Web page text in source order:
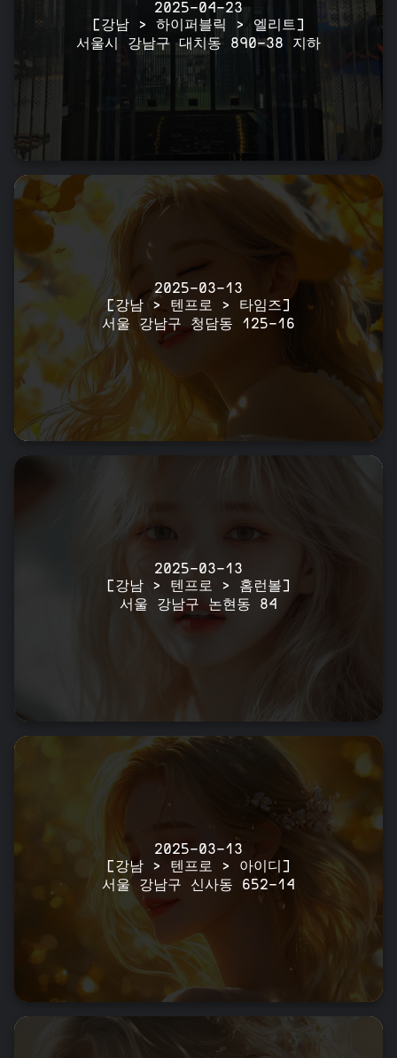
2025-04-23
[강남 > 하이퍼블릭 > 엘리트]
서울시 강남구 대치동 890-38 지하
2025-03-13
[강남 > 텐프로 > 타임즈]
서울 강남구 청담동 125-16
2025-03-13
[강남 > 텐프로 > 홈런볼]
서울 강남구 논현동 84
2025-03-13
[강남 > 텐프로 > 아이디]
서울 강남구 신사동 652-14